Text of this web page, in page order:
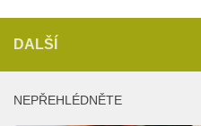
DALŠÍ
NEPŘEHLÉDNĚTE